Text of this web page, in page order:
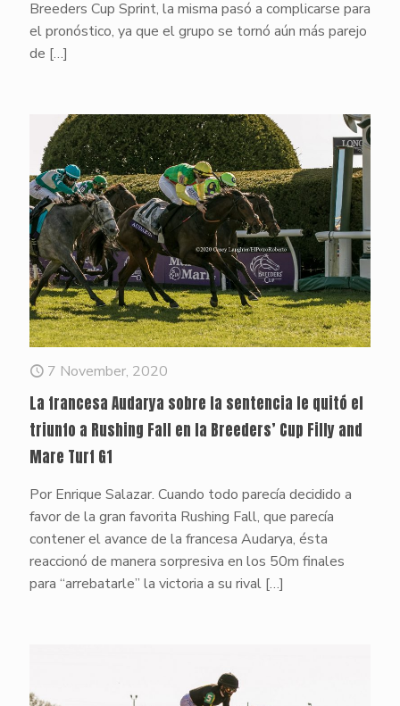
Breeders Cup Sprint, la misma pasó a complicarse para
el pronóstico, ya que el grupo se tornó aún más parejo
de […]
7 November, 2020
La francesa Audarya sobre la sentencia le quitó el
triunfo a Rushing Fall en la Breeders’ Cup Filly and
Mare Turf G1
Por Enrique Salazar. Cuando todo parecía decidido a
favor de la gran favorita Rushing Fall, que parecía
contener el avance de la francesa Audarya, ésta
reaccionó de manera sorpresiva en los 50m finales
para “arrebatarle” la victoria a su rival […]